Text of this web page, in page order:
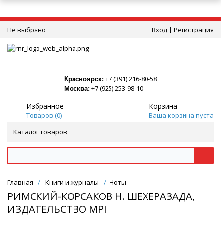
Не выбрано Вход | Регистрация
Красноярск: +7 (391) 216-80-58
Москва: +7 (925) 253-98-10
Избранное
Товаров (0)
Корзина
Ваша корзина пуста
Каталог товаров
Главная / Книги и журналы / Ноты
РИМСКИЙ-КОРСАКОВ Н. ШЕХЕРАЗАДА,
ИЗДАТЕЛЬСТВО MPI